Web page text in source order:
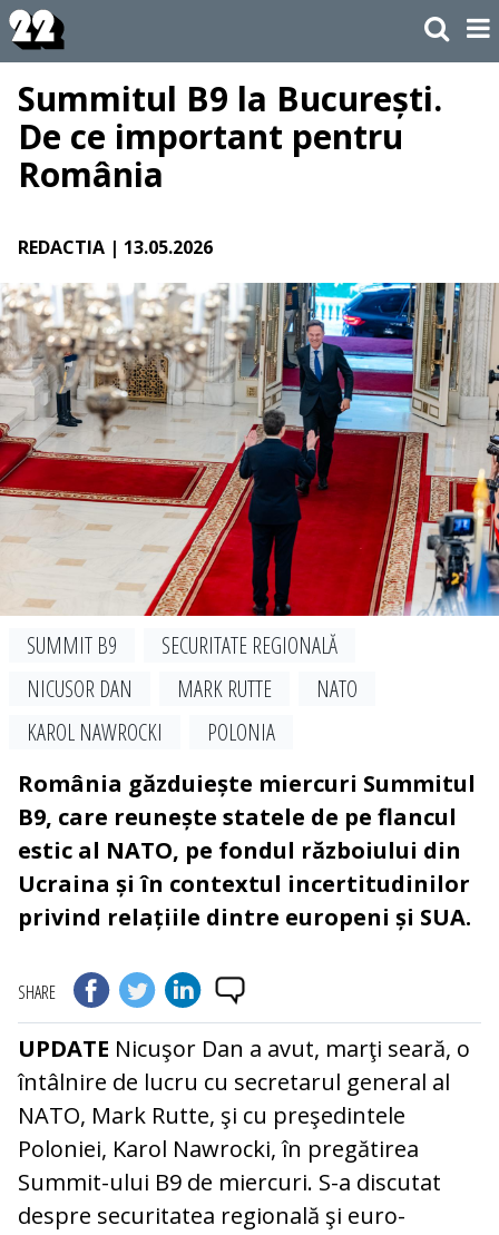
Summitul B9 la București.
De ce important pentru
România
REDACTIA | 13.05.2026
SUMMIT B9
SECURITATE REGIONALĂ
NICUSOR DAN
MARK RUTTE
NATO
KAROL NAWROCKI
POLONIA
România găzduiește miercuri Summitul
B9, care reunește statele de pe flancul
estic al NATO, pe fondul războiului din
Ucraina și în contextul incertitudinilor
privind relațiile dintre europeni și SUA.
SHARE
UPDATE Nicuşor Dan a avut, marţi seară, o
întâlnire de lucru cu secretarul general al
NATO, Mark Rutte, şi cu preşedintele
Poloniei, Karol Nawrocki, în pregătirea
Summit-ului B9 de miercuri. S-a discutat
despre securitatea regională şi euro-